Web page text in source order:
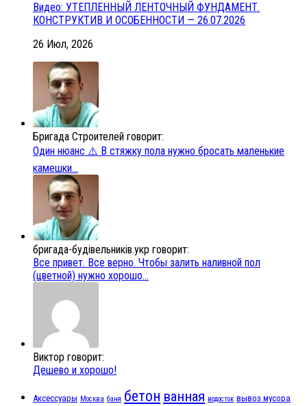
Видео: УТЕПЛЕННЫЙ ЛЕНТОЧНЫЙ ФУНДАМЕНТ.
КОНСТРУКТИВ И ОСОБЕННОСТИ — 26.07.2026
26 Июл, 2026
Бригада Строителей говорит:
Один нюанс ⚠️ В стяжку пола нужно бросать маленькие
камешки...
бригада-будівельників.укр говорит:
Все привет. Все верно. Чтобы залить наливной пол
(цветной) нужно хорошо...
Виктор говорит:
Дешево и хорошо!
Аксессуары Москва баня бетон ванная водосток вывоз мусора